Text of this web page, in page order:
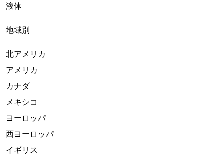
液体
地域別
北アメリカ
アメリカ
カナダ
メキシコ
ヨーロッパ
西ヨーロッパ
イギリス